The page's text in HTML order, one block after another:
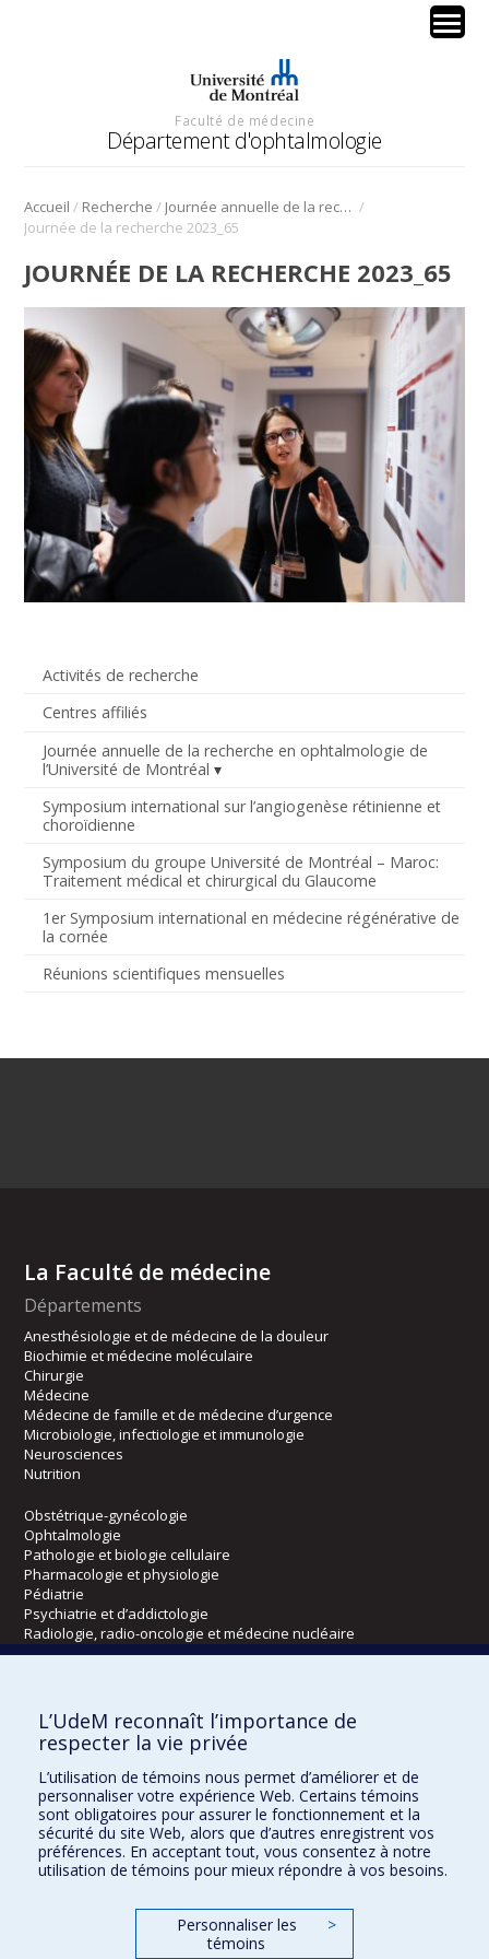
Faculté de médecine
Département d'ophtalmologie
Accueil / Recherche / Journée annuelle de la recherche en ophtalmologie de l’Université de Montréal /
Journée de la recherche 2023_65
Activités de recherche
Centres affiliés
Journée annuelle de la recherche en ophtalmologie de
l’Université de Montréal
Symposium international sur l’angiogenèse rétinienne et
choroïdienne
Symposium du groupe Université de Montréal – Maroc:
Traitement médical et chirurgical du Glaucome
1er Symposium international en médecine régénérative de
la cornée
Réunions scientifiques mensuelles
JOURNÉE DE LA RECHERCHE 2023_65
La Faculté de médecine
Départements
Anesthésiologie et de médecine de la douleur
Biochimie et médecine moléculaire
Chirurgie
Médecine
Médecine de famille et de médecine d’urgence
Microbiologie, infectiologie et immunologie
Neurosciences
Nutrition
Obstétrique-gynécologie
Ophtalmologie
Pathologie et biologie cellulaire
Pharmacologie et physiologie
Pédiatrie
Psychiatrie et d’addictologie
Radiologie, radio-oncologie et médecine nucléaire
Kinésiologie et des sciences de l’activité physique
Orthophonie et audiologie
Réadaptation
Directions
DPC
CPASS
L’UdeM reconnaît l’importance de
respecter la vie privée
L’utilisation de témoins nous permet d’améliorer et de
personnaliser votre expérience Web. Certains témoins
sont obligatoires pour assurer le fonctionnement et la
sécurité du site Web, alors que d’autres enregistrent vos
préférences. En acceptant tout, vous consentez à notre
utilisation de témoins pour mieux répondre à vos besoins.
Personnaliser les
témoins
>